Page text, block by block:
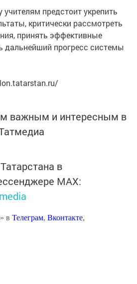
предстоит укрепить
критически рассмотреть
принять эффективные
дальнейший прогресс системы
важным и интересным в
в
MАХ:
в Телеграм, Вконтакте,